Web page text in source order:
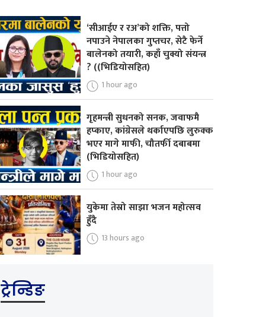
‘सीआईए र रअ’को शक्ति, पत्तो
नपाउने नेपालका गुप्तचर, सेटै फेर्ने
बालेनको तयारी, कहाँ चुक्यो संयन्त्र
? ((भिडियोसहित)
1 hour ago
गृहमन्त्री सुधनको सनक, जवाफमै
हप्काए, कांग्रेसले थर्काएपछि लुरुक्क
भएर मागे माफी, चौतर्फी दबाबमा
(भिडियोसहित)
1 hour ago
युकेमा तेस्रो साझा भजन महोत्सव
हुँदै
13 hours ago
ट्रेन्डिङ